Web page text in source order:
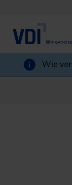
Wie